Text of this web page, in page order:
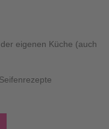
eigenen Küche (auch
über 100 Seifen-